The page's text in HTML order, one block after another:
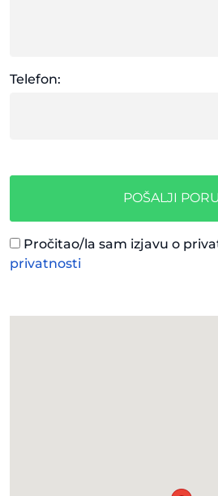
Telefon:
POŠALJI
Pročitao/la sam izjavu o
privatnosti